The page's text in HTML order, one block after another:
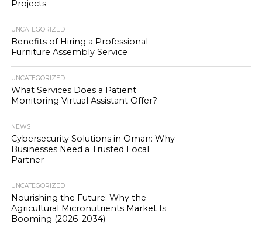
Projects
UNCATEGORIZED
Benefits of Hiring a Professional
Furniture Assembly Service
UNCATEGORIZED
What Services Does a Patient
Monitoring Virtual Assistant Offer?
NEWS
Cybersecurity Solutions in Oman: Why
Businesses Need a Trusted Local
Partner
UNCATEGORIZED
Nourishing the Future: Why the
Agricultural Micronutrients Market Is
Booming (2026–2034)